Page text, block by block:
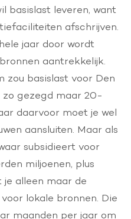
basislast leveren, want
afschrijven.
jaar door wordt
aantrekkelijk.
zou basislast voor Den
zo gezegd maar 20-
daarvoor moet je wel
aansluiten. Maar als
subsidieert voor
miljoenen, plus
alleen maar de
lokale bronnen. Die
maanden per jaar om